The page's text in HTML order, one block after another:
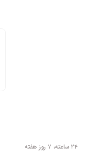
۲۴ ساعته، ۷ روز هفته